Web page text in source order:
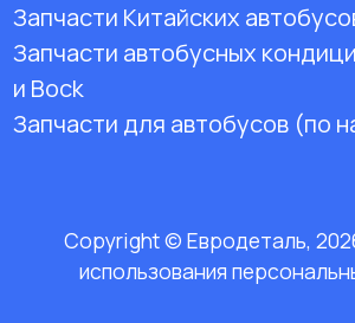
Запчасти Китайских
Запчасти автобусных
и Bock
Запчасти для автобусов (по
Copyright © Евродеталь,
использования